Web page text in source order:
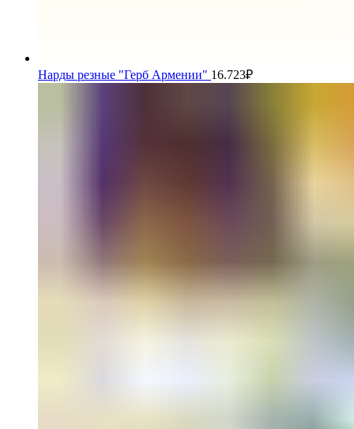
Нарды резные "Герб Армении" 16.723₽